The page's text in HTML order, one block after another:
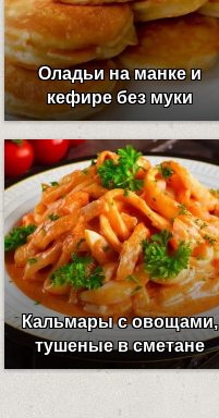
Оладьи на манке и
кефире без муки
Кальмары с овощами,
тушеные в сметане